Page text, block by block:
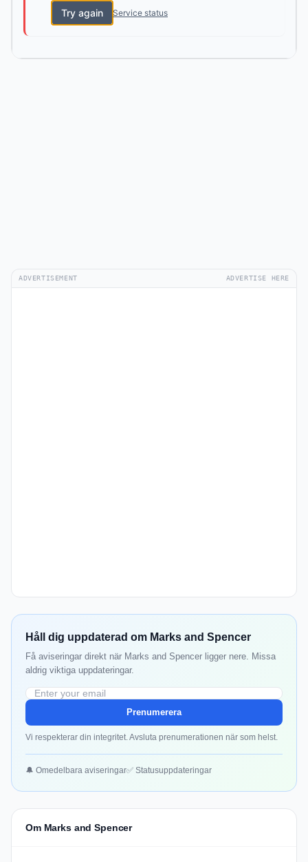
Try again Service status
ADVERTISEMENT ADVERTISE HERE
Håll dig uppdaterad om Marks and Spencer
Få aviseringar direkt när Marks and Spencer ligger nere. Missa
aldrig viktiga uppdateringar.
Prenumerera
Vi respekterar din integritet. Avsluta prenumerationen när som helst.
🔔 Omedelbara aviseringar✅ Statusuppdateringar
Om Marks and Spencer